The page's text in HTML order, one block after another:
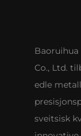
Co., Ltd.
edle
sveitsisk